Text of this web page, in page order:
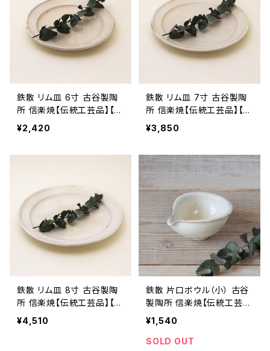
鉄散 リム皿 6寸 古谷製陶
所 信楽焼【伝統工芸品】【民
藝品】【ギフト プレゼント】
【父の日 お誕生日】
¥2,420
鉄散 リム皿 7寸 古谷製陶
所 信楽焼【伝統工芸品】【民
藝品】【ギフト プレゼント】
【父の日 お誕生日】
¥3,850
鉄散 リム皿 8寸 古谷製陶
所 信楽焼【伝統工芸品】【民
藝品】【ギフト プレゼント】
【父の日 お誕生日】
¥4,510
鉄散 片口ボウル（小） 古谷
製陶所 信楽焼【伝統工芸
品】【民藝品】【ギフト プレゼ
ント】【父の日 お誕生日】
¥1,540
SOLD OUT